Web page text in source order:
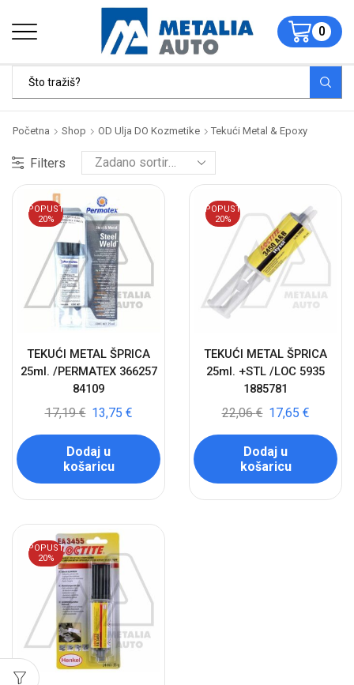
0
Početna Shop OD Ulja DO Kozmetike Tekući Metal & Epoxy
Filters
POPUST
20%
TEKUĆI METAL ŠPRICA
25ml. /PERMATEX 366257
84109
17,19€ 13,75 €
Dodaj u
košaricu
POPUST
20%
TEKUĆI METAL ŠPRICA
25ml. +STL /LOC 5935
1885781
22,06€ 17,65 €
Dodaj u
košaricu
POPUST
20%